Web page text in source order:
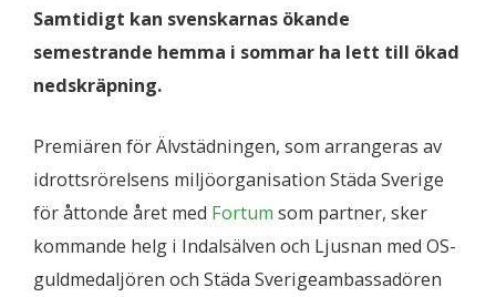
Samtidigt kan svenskarnas ökande
semestrande hemma i sommar ha lett till ökad
nedskräpning.
Premiären för Älvstädningen, som arrangeras av
idrottsrörelsens miljöorganisation Städa Sverige
för åttonde året med Fortum som partner, sker
kommande helg i Indalsälven och Ljusnan med OS-
guldmedaljören och Städa Sverigeambassadören